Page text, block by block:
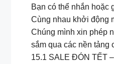
Bạn có thể nhắn hoặc
Cùng nhau khởi động
Chúng mình xin phép
sắm qua các nền tảng
15.1 SALE ĐÓN TẾT